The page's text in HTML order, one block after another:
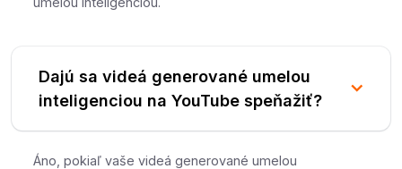
Dajú sa videá generované umelou
inteligenciou na YouTube speňažiť?
Áno, pokiaľ vaše videá generované umelou